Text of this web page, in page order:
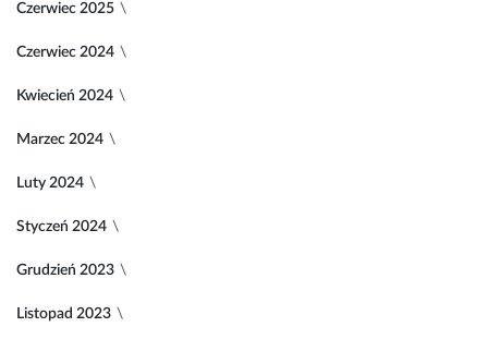
Czerwiec 2025
Czerwiec 2024
Kwiecień 2024
Marzec 2024
Luty 2024
Styczeń 2024
Grudzień 2023
Listopad 2023